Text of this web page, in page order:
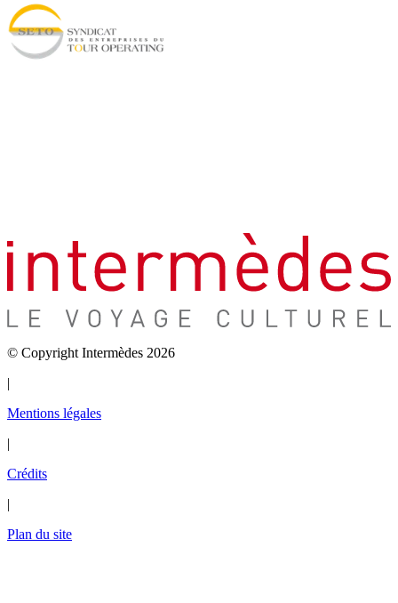
© Copyright Intermèdes 2026
|
Mentions légales
|
Crédits
|
Plan du site